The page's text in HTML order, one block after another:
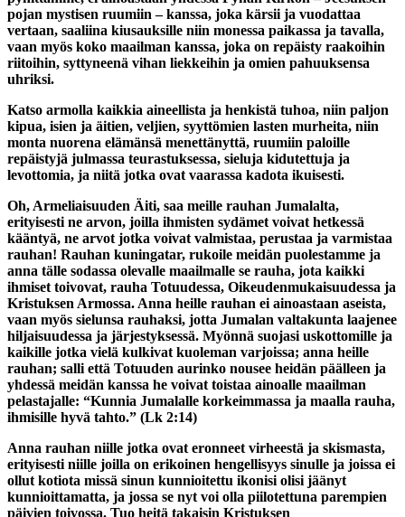
pojan mystisen ruumiin – kanssa, joka kärsii ja vuodattaa
vertaan, saaliina kiusauksille niin monessa paikassa ja tavalla,
vaan myös koko maailman kanssa, joka on repäisty raakoihin
riitoihin, syttyneenä vihan liekkeihin ja omien pahuuksensa
uhriksi.
Katso armolla kaikkia aineellista ja henkistä tuhoa, niin paljon
kipua, isien ja äitien, veljien, syyttömien lasten murheita, niin
monta nuorena elämänsä menettänyttä, ruumiin paloille
repäistyjä julmassa teurastuksessa, sieluja kidutettuja ja
levottomia, ja niitä jotka ovat vaarassa kadota ikuisesti.
Oh, Armeliaisuuden Äiti, saa meille rauhan Jumalalta,
erityisesti ne arvon, joilla ihmisten sydämet voivat hetkessä
kääntyä, ne arvot jotka voivat valmistaa, perustaa ja varmistaa
rauhan! Rauhan kuningatar, rukoile meidän puolestamme ja
anna tälle sodassa olevalle maailmalle se rauha, jota kaikki
ihmiset toivovat, rauha Totuudessa, Oikeudenmukaisuudessa ja
Kristuksen Armossa. Anna heille rauhan ei ainoastaan aseista,
vaan myös sielunsa rauhaksi, jotta Jumalan valtakunta laajenee
hiljaisuudessa ja järjestyksessä. Myönnä suojasi uskottomille ja
kaikille jotka vielä kulkivat kuoleman varjoissa; anna heille
rauhan; salli että Totuuden aurinko nousee heidän päälleen ja
yhdessä meidän kanssa he voivat toistaa ainoalle maailman
pelastajalle: “Kunnia Jumalalle korkeimmassa ja maalla rauha,
ihmisille hyvä tahto.” (Lk 2:14)
Anna rauhan niille jotka ovat eronneet virheestä ja skismasta,
erityisesti niille joilla on erikoinen hengellisyys sinulle ja joissa ei
ollut kotiota missä sinun kunnioitettu ikonisi olisi jäänyt
kunnioittamatta, ja jossa se nyt voi olla piilotettuna parempien
päivien toivossa. Tuo heitä takaisin Kristuksen